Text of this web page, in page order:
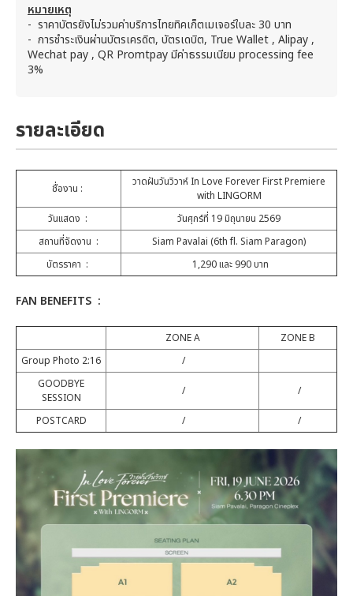
หมายเหตุ
- ราคาบัตรยังไม่รวมค่าบริการไทยทิคเก็ตเมเจอร์ใบละ 30 บาท
- การชำระเงินผ่านบัตรเครดิต, บัตรเดบิต, True Wallet , Alipay ,
Wechat pay , QR Promtpay มีค่าธรรมเนียม processing fee
3%
รายละเอียด
ชื่องาน :
วาดฝันวันวิวาห์ In Love Forever First Premiere
with LINGORM
วันแสดง :
วันศุกร์ที่ 19 มิถุนายน 2569
สถานที่จัดงาน :
Siam Pavalai (6th fl. Siam Paragon)
บัตรราคา :
1,290 และ 990 บาท
FAN BENEFITS :
ZONE A
ZONE B
Group Photo 2:16
/
GOODBYE
SESSION
/ /
POSTCARD / /